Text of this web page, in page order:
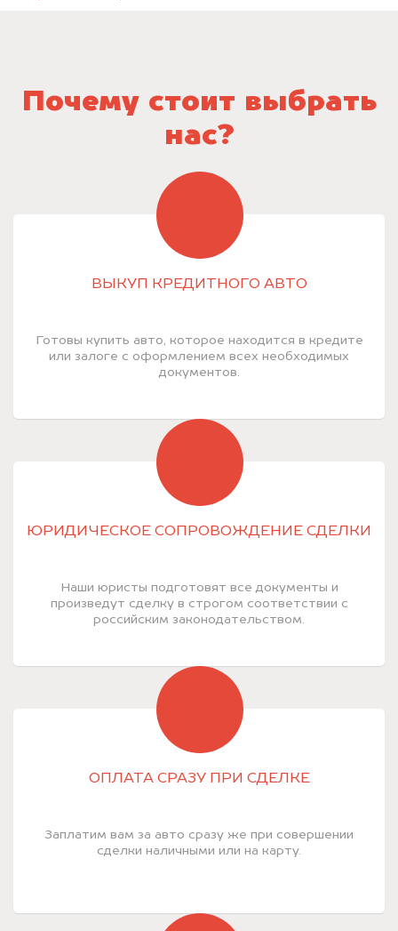
Почему стоит выбрать
нас?
ВЫКУП КРЕДИТНОГО АВТО
Готовы купить авто, которое находится в кредите
или залоге с оформлением всех необходимых
документов.
ЮРИДИЧЕСКОЕ СОПРОВОЖДЕНИЕ СДЕЛКИ
Наши юристы подготовят все документы и
произведут сделку в строгом соответствии с
российским законодательством.
ОПЛАТА СРАЗУ ПРИ СДЕЛКЕ
Заплатим вам за авто сразу же при совершении
сделки наличными или на карту.